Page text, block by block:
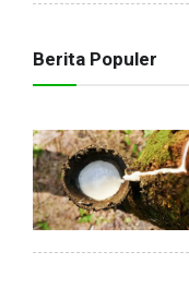
Berita Populer